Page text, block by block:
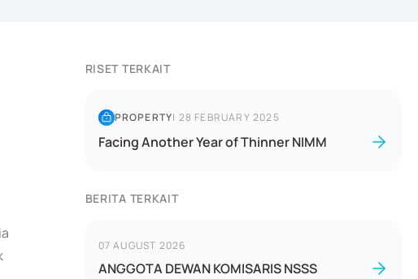
RISET TERKAIT
PROPERTY| 28 FEBRUARY 2025
Facing Another Year of Thinner NIMM
BERITA TERKAIT
07 AUGUST 2026
ANGGOTA DEWAN KOMISARIS NSSS